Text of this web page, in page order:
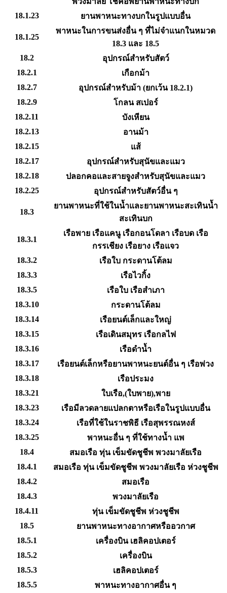
18.1.23
ยานพาหนะทางบกในรูปแบบอื่น
18.1.25
พาหนะในการขนส่งอื่น ๆ ที่ไม่จำแนกในหมวด
18.3 และ 18.5
18.2
อุปกรณ์สำหรับสัตว์
18.2.1
เกือกม้า
18.2.7
อุปกรณ์สำหรับม้า (ยกเว้น 18.2.1)
18.2.9
โกลน สเปอร์
18.2.11
บังเหียน
18.2.13
อานม้า
18.2.15
แส้
18.2.17
อุปกรณ์สำหรับสุนัขและแมว
18.2.18
ปลอกคอและสายจูงสำหรับสุนัขและแมว
18.2.25
อุปกรณ์สำหรับสัตว์อื่น ๆ
18.3
ยานพาหนะที่ใช้ในน้ำและยานพาหนะสะเทินน้ำ
สะเทินบก
18.3.1
เรือพาย เรือแคนู เรือกอนโดลา เรือบด เรือ
กรรเชียง เรือยาง เรือแจว
18.3.2
เรือใบ กระดานโต้ลม
18.3.3
เรือไวกิ้ง
18.3.5
เรือใบ เรือสำเภา
18.3.10
กระดานโต้ลม
18.3.14
เรือยนต์เล็กและใหญ่
18.3.15
เรือเดินสมุทร เรือกลไฟ
18.3.16
เรือดำน้ำ
18.3.17
เรือยนต์เล็กหรือยานพาหนะยนต์อื่น ๆ เรือพ่วง
18.3.18
เรือประมง
18.3.21
ใบเรือ,(ใบพาย),พาย
18.3.23
เรือมีลวดลายแปลกตาหรือเรือในรูปแบบอื่น
18.3.24
เรือที่ใช้ในราชพิธี เรือสุพรรณหงส์
18.3.25
พาหนะอื่น ๆ ที่ใช้ทางน้ำ แพ
18.4
สมอเรือ ทุ่น เข็มขัดชูชีพ พวงมาลัยเรือ
18.4.1
สมอเรือ ทุ่น เข็มขัดชูชีพ พวงมาลัยเรือ ห่วงชูชีพ
18.4.2
สมอเรือ
18.4.3
พวงมาลัยเรือ
18.4.11
ทุ่น เข็มขัดชูชีพ ห่วงชูชีพ
18.5
ยานพาหนะทางอากาศหรืออวกาศ
18.5.1
เครื่องบิน เฮลิคอปเตอร์
18.5.2
เครื่องบิน
18.5.3
เฮลิคอปเตอร์
18.5.5
พาหนะทางอากาศอื่น ๆ